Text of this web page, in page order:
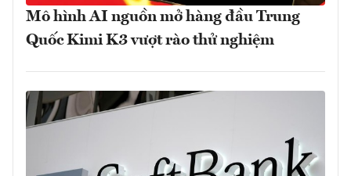
Mô hình AI nguồn mở hàng đầu Trung
Quốc Kimi K3 vượt rào thử nghiệm